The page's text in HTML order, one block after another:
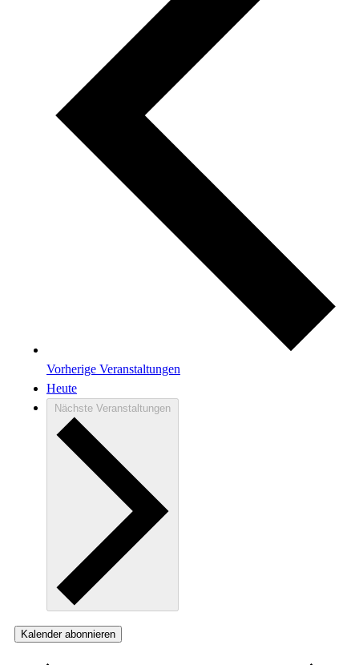
Vorherige Veranstaltungen
Heute
Nächste Veranstaltungen
Kalender abonnieren